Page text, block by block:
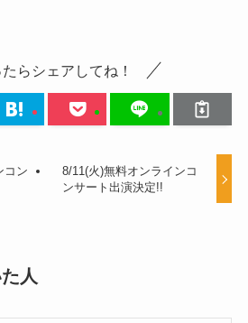
らシェアしてね！
コン
8/11(火)無料オンラインコ
ンサート出演決定!!
人